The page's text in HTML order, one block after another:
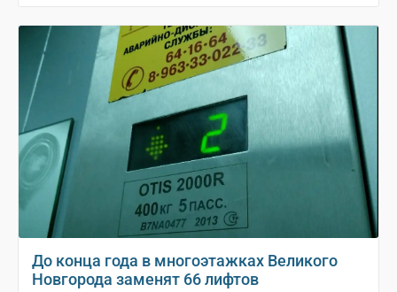
До конца года в многоэтажках Великого
Новгорода заменят 66 лифтов